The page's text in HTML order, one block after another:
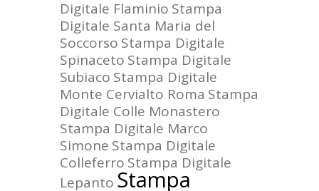
Digitale Flaminio Stampa
Digitale Santa Maria del
Soccorso Stampa Digitale
Spinaceto Stampa Digitale
Subiaco Stampa Digitale
Monte Cervialto Roma Stampa
Digitale Colle Monastero
Stampa Digitale Marco
Simone Stampa Digitale
Colleferro Stampa Digitale
Lepanto Stampa